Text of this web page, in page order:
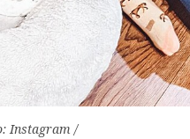
Instagram /